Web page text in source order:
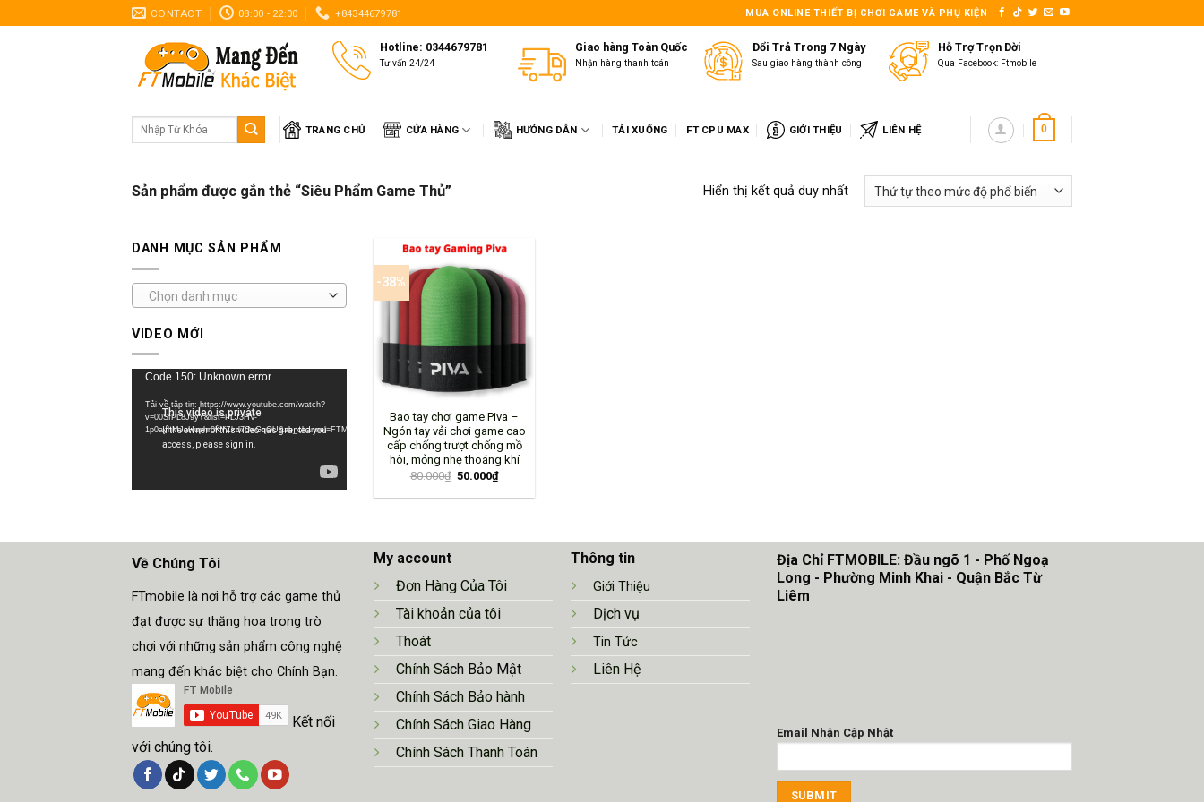
to
CONTACT 08:00 - 22:00 +84344679781 MUA ONLINE THIẾT BỊ CHƠI GAME VÀ PHỤ KIỆN
Hotline: 0344679781
Tư vấn 24/24
Giao hàng Toàn Quốc
Nhận hàng thanh toán
Đổi Trả Trong 7 Ngày
Sau giao hàng thành công
Hỗ Trợ Trọn Đời
Qua Facebook: Ftmobile
Tìm
TRANG CHỦ CỬA HÀNG HƯỚNG DẪN TẢI XUỐNG FT CPU MAX GIỚI THIỆU LIÊN HỆ 0
Sản phẩm được gắn thẻ “Siêu Phẩm Game Thủ” Hiển thị kết quả duy nhất
DANH MỤC SẢN PHẨM
Chọn danh mục
VIDEO MỚI
Trình
chơi
Video
Code 150: Unknown error.
Tải về tập tin: https://www.youtube.com/watch?
v=00SfPL8J9yY&list=PLJ3HV-
1p0ayhMJaHuphr0KYZkd7OxGqOU&ab_channel=FTMobile&_=1
-38%
+
Bao tay chơi game Piva –
Ngón tay vải chơi game cao
cấp chống trượt chống mồ
hôi, mỏng nhẹ thoáng khí
80.000₫ 50.000₫
Về Chúng Tôi
FTmobile là nơi hỗ trợ các game thủ
đạt được sự thăng hoa trong trò
chơi với những sản phẩm công nghệ
mang đến khác biệt cho Chính Bạn.
Kết nối
với chúng tôi.
My account
Đơn Hàng Của Tôi
Tài khoản của tôi
Thoát
Chính Sách Bảo Mật
Chính Sách Bảo hành
Chính Sách Giao Hàng
Chính Sách Thanh Toán
Thông tin
Giới Thiệu
Dịch vụ
Tin Tức
Liên Hệ
Địa Chỉ FTMOBILE: Đầu ngõ 1 - Phố Ngoạ
Long - Phường Minh Khai - Quận Bắc Từ
Liêm
Email Nhận Cập Nhật